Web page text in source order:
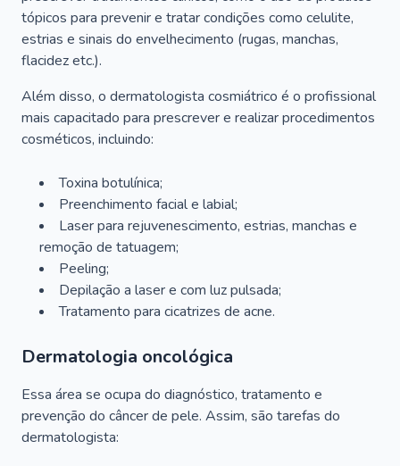
tópicos para prevenir e tratar condições como celulite,
estrias e sinais do envelhecimento (rugas, manchas,
flacidez etc.).
Além disso, o dermatologista cosmiátrico é o profissional
mais capacitado para prescrever e realizar procedimentos
cosméticos, incluindo:
Toxina botulínica;
Preenchimento facial e labial;
Laser para rejuvenescimento, estrias, manchas e
remoção de tatuagem;
Peeling;
Depilação a laser e com luz pulsada;
Tratamento para cicatrizes de acne.
Dermatologia oncológica
Essa área se ocupa do diagnóstico, tratamento e
prevenção do câncer de pele. Assim, são tarefas do
dermatologista: